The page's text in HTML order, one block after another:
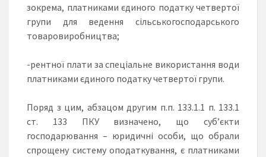
зокрема, платниками єдиного податку четвертої
групи для ведення сільськогосподарського
товаровиробництва;
-рентної плати за спеціальне використання води
платниками єдиного податку четвертої групи.
Поряд з цим, абзацом другим п.п. 133.1.1 п. 133.1
ст. 133 ПКУ визначено, що суб’єкти
господарювання – юридичні особи, що обрали
спрощену систему оподаткування, є платниками